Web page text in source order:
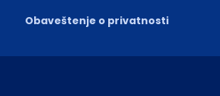
Obaveštenje o privatnosti